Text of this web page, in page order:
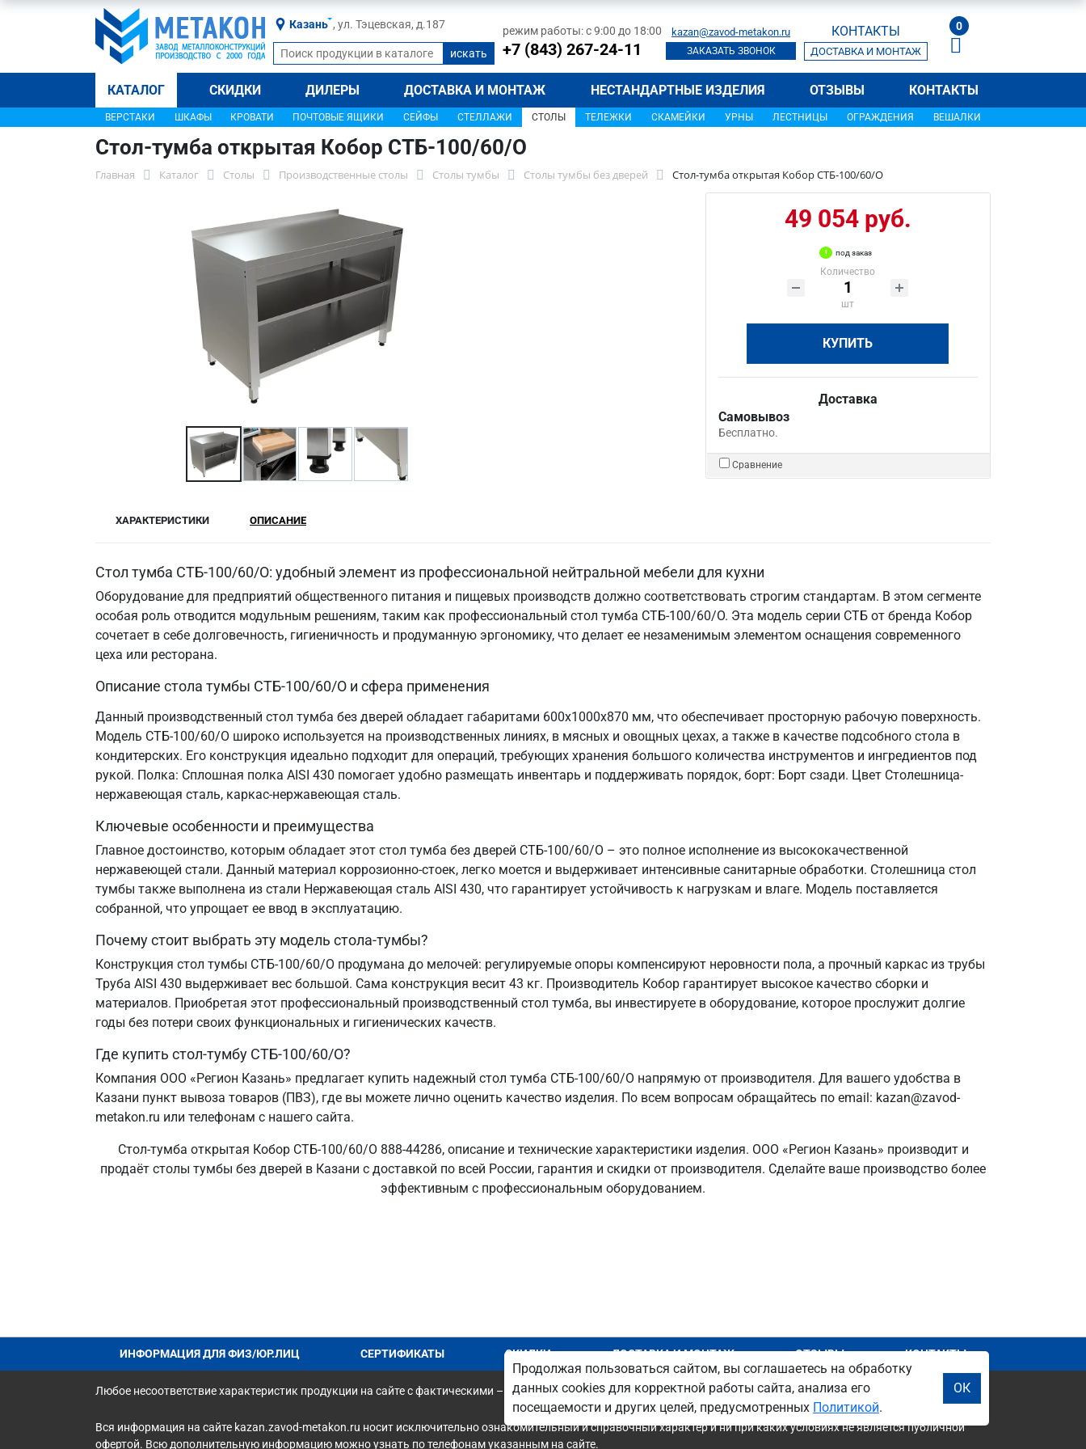
Казань , ул. Тэцевская, д.187 режим работы: с 9:00 до 18:00
+7 (843) 267-24-11
kazan@zavod-metakon.ru
ЗАКАЗАТЬ ЗВОНОК
КОНТАКТЫ
ДОСТАВКА И МОНТАЖ
0
КАТАЛОГ СКИДКИ ДИЛЕРЫ ДОСТАВКА И МОНТАЖ НЕСТАНДАРТНЫЕ ИЗДЕЛИЯ ОТЗЫВЫ КОНТАКТЫ
ВЕРСТАКИ ШКАФЫ КРОВАТИ ПОЧТОВЫЕ ЯЩИКИ СЕЙФЫ СТЕЛЛАЖИ СТОЛЫ ТЕЛЕЖКИ СКАМЕЙКИ УРНЫ ЛЕСТНИЦЫ ОГРАЖДЕНИЯ ВЕШАЛКИ
Стол-тумба открытая Кобор СТБ-100/60/О
Главная Каталог Столы Производственные столы Столы тумбы Столы тумбы без дверей Стол-тумба открытая Кобор СТБ-100/60/О
49 054 руб.
под заказ
Количество
шт
КУПИТЬ
Доставка
Самовывоз
Бесплатно.
Сравнение
ХАРАКТЕРИСТИКИ ОПИСАНИЕ
Стол тумба СТБ-100/60/О: удобный элемент из профессиональной нейтральной мебели для кухни
Оборудование для предприятий общественного питания и пищевых производств должно соответствовать строгим стандартам. В этом сегменте
особая роль отводится модульным решениям, таким как профессиональный стол тумба СТБ-100/60/О. Эта модель серии СТБ от бренда Кобор
сочетает в себе долговечность, гигиеничность и продуманную эргономику, что делает ее незаменимым элементом оснащения современного
цеха или ресторана.
Описание стола тумбы СТБ-100/60/О и сфера применения
Данный производственный стол тумба без дверей обладает габаритами 600х1000х870 мм, что обеспечивает просторную рабочую поверхность.
Модель СТБ-100/60/О широко используется на производственных линиях, в мясных и овощных цехах, а также в качестве подсобного стола в
кондитерских. Его конструкция идеально подходит для операций, требующих хранения большого количества инструментов и ингредиентов под
рукой. Полка: Сплошная полка AISI 430 помогает удобно размещать инвентарь и поддерживать порядок, борт: Борт сзади. Цвет Столешница-
нержавеющая сталь, каркас-нержавеющая сталь.
Ключевые особенности и преимущества
Главное достоинство, которым обладает этот стол тумба без дверей СТБ-100/60/О – это полное исполнение из высококачественной
нержавеющей стали. Данный материал коррозионно-стоек, легко моется и выдерживает интенсивные санитарные обработки. Столешница стол
тумбы также выполнена из стали Нержавеющая сталь AISI 430, что гарантирует устойчивость к нагрузкам и влаге. Модель поставляется
собранной, что упрощает ее ввод в эксплуатацию.
Почему стоит выбрать эту модель стола-тумбы?
Конструкция стол тумбы СТБ-100/60/О продумана до мелочей: регулируемые опоры компенсируют неровности пола, а прочный каркас из трубы
Труба AISI 430 выдерживает вес большой. Сама конструкция весит 43 кг. Производитель Кобор гарантирует высокое качество сборки и
материалов. Приобретая этот профессиональный производственный стол тумба, вы инвестируете в оборудование, которое прослужит долгие
годы без потери своих функциональных и гигиенических качеств.
Где купить стол-тумбу СТБ-100/60/О?
Компания ООО «Регион Казань» предлагает купить надежный стол тумба СТБ-100/60/О напрямую от производителя. Для вашего удобства в
Казани пункт вывоза товаров (ПВЗ), где вы можете лично оценить качество изделия. По всем вопросам обращайтесь по email: kazan@zavod-
metakon.ru или телефонам с нашего сайта.
Стол-тумба открытая Кобор СТБ-100/60/О 888-44286, описание и технические характеристики изделия. ООО «Регион Казань» производит и
продаёт столы тумбы без дверей в Казани с доставкой по всей России, гарантия и скидки от производителя. Сделайте ваше производство более
эффективным с профессиональным оборудованием.
ИНФОРМАЦИЯ ДЛЯ ФИЗ/ЮР.ЛИЦ СЕРТИФИКАТЫ СКИДКИ ДОСТАВКА И МОНТАЖ ОТЗЫВЫ КОНТАКТЫ
Любое несоответствие характеристик продукции на сайте с фактическими – является опечаткой.
Вся информация на сайте kazan.zavod-metakon.ru носит исключительно ознакомительный и справочный характер и ни при каких условиях не является публичной
офертой. Всю дополнительную информацию можно узнать по телефонам указанным на сайте.
Продолжая пользоваться сайтом, вы соглашаетесь на обработку
данных cookies для корректной работы сайта, анализа его
посещаемости и других целей, предусмотренных Политикой.
ОК